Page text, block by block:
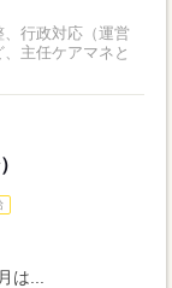
行政対応（運営
主任ケアマネと
は...